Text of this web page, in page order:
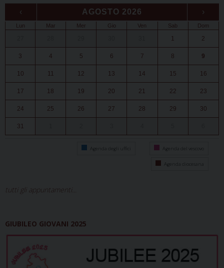
‹ AGOSTO 2026 ›
Lun Mar Mer Gio Ven Sab Dom
1 2
3 4 5 6 7 8 9
10 11 12 13 14 15 16
17 18 19 20 21 22 23
24 25 26 27 28 29 30
31
Agenda degli uffici Agenda del vescovo
Agenda diocesana
tutti gli appuntamenti...
GIUBILEO GIOVANI 2025